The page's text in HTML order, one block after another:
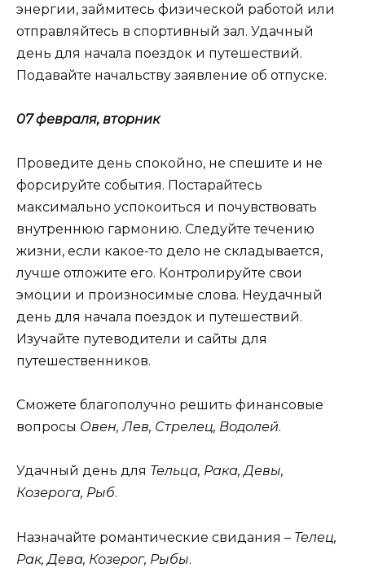
энергии, займитесь физической работой или
отправляйтесь в спортивный зал. Удачный
день для начала поездок и путешествий.
Подавайте начальству заявление об отпуске.
07 февраля, вторник
Проведите день спокойно, не спешите и не
форсируйте события. Постарайтесь
максимально успокоиться и почувствовать
внутреннюю гармонию. Следуйте течению
жизни, если какое-то дело не складывается,
лучше отложите его. Контролируйте свои
эмоции и произносимые слова. Неудачный
день для начала поездок и путешествий.
Изучайте путеводители и сайты для
путешественников.
Сможете благополучно решить финансовые
вопросы Овен, Лев, Стрелец, Водолей.
Удачный день для Тельца, Рака, Девы,
Козерога, Рыб.
Назначайте романтические свидания – Телец,
Рак, Дева, Козерог, Рыбы.